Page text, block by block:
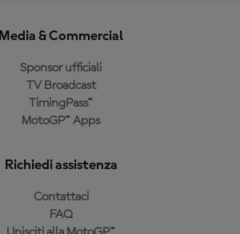
Media & Commercial
Sponsor ufficiali
TV Broadcast
TimingPass™
MotoGP™ Apps
Richiedi assistenza
Contattaci
FAQ